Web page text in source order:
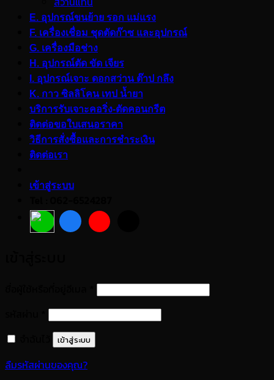
E. อุปกรณ์ขนย้าย รอก แม่แรง
F. เครื่องเชื่อม ชุดตัดก๊าซ และอุปกรณ์
G. เครื่องมือช่าง
H. อุปกรณ์ตัด ขัด เจียร
I. อุปกรณ์เจาะ ดอกสว่าน ต๊าป กลึง
K. กาว ซิลลิโคน เทป น้ำยา
บริการรับเจาะคอริ่ง-ตัดคอนกรีต
ติดต่อขอใบเสนอราคา
วิธีการสั่งซื้อและการชำระเงิน
ติดต่อเรา
เข้าสู่ระบบ
ต้องการ
ต้องการ
เข้าสู่ระบบ
ลืมรหัสผ่านของคุณ?